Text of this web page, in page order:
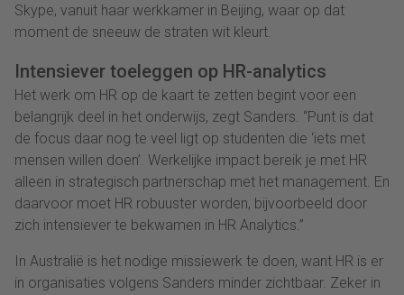
Skype, vanuit haar werkkamer in Beijing, waar op dat
moment de sneeuw de straten wit kleurt.
Intensiever toeleggen op HR-analytics
Het werk om HR op de kaart te zetten begint voor een
belangrijk deel in het onderwijs, zegt Sanders. “Punt is dat
de focus daar nog te veel ligt op studenten die ‘iets met
mensen willen doen’. Werkelijke impact bereik je met HR
alleen in strategisch partnerschap met het management. En
daarvoor moet HR robuuster worden, bijvoorbeeld door
zich intensiever te bekwamen in HR Analytics.”
In Australië is het nodige missiewerk te doen, want HR is er
in organisaties volgens Sanders minder zichtbaar. Zeker in